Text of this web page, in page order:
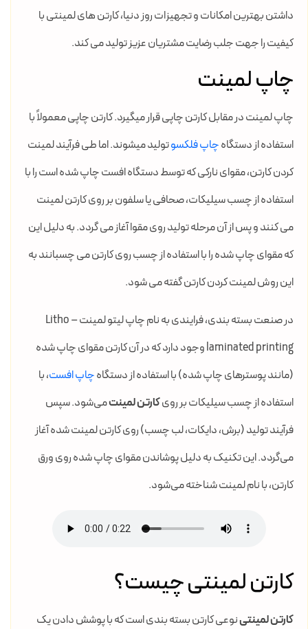
داشتن بهترین امکانات و تجهیزات روز دنیا، کارتن های لمینتی با
کیفیت را جهت جلب رضایت مشتریان عزیز تولید می کند.
چاپ لمینت
چاپ لمینت در مقابل کارتن چاپی قرار میگیرد. کارتن چاپی معمولاً با
استفاده از دستگاهچاپ فلکسوتولید میشوند. اما طی فرآیند لمینت
کردن کارتن، مقوای نارکی که توسط دستگاه افست چاپ شده است را با
استفاده از چسب سیلیکات، صحافی یا سلفون بر روی کارتن لمینت
می کنند و پس از آن مرحله تولید روی مقوا آغاز می گردد. به دلیل این
که مقوای چاپ شده را با استفاده از چسب روی کارتن می چسبانند به
این روش لمینت کردن کارتن گفته می شود.
در صنعت بسته بندی، فرایندی به نام چاپ لیتو لمینت – Litho
laminated printing وجود دارد که در آن کارتن مقوای چاپ شده
(مانند پوسترهای چاپ شده) با استفاده از دستگاهچاپ افست، با
استفاده از چسب سیلیکات بر رویکارتن لمینتمی‌شود. سپس
فرآیند تولید (برش، دایکات، لب چسب) روی کارتن لمینت شده آغاز
می‌گردد. این تکنیک به دلیل پوشاندن مقوای چاپ شده روی ورق
کارتن، با نام لمینت شناخته می‌شود.
کارتن لمینتی چیست؟
کارتن لمینتینوعی کارتن بسته بندی است که با پوشش دادن یک